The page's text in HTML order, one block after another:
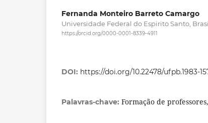
Fernanda Monteiro Barreto Camargo
Universidade Federal do Espirito Santo,
https://orcid.org/0000-0001-8339-4911
DOI: https://doi.org/10.22478/ufpb.1983-
Palavras-chave: Formação de